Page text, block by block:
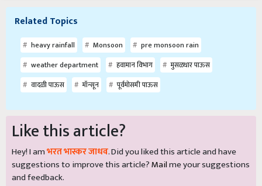
Related Topics
heavy rainfall Monsoon
pre monsoon rain
weather department
हवामान विभाग
मुसळधार पाऊस
वादळी पाऊस
मॉन्सून पूर्वमोसमी पाऊस
Like this article?
Hey! I amभरत भास्कर जाधव. Did you liked this article and have
suggestions to improve this article?Mailme your suggestions
and feedback.